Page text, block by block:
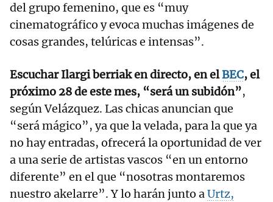
del grupo femenino, que es “muy
cinematográfico y evoca muchas imágenes de
cosas grandes, telúricas e intensas”.
Escuchar Ilargi berriak en directo, en elBEC, el
próximo 28 de este mes, “será un subidón”,
según Velázquez. Las chicas anuncian que
“será mágico”, ya que la velada, para la que ya
no hay entradas, ofrecerá la oportunidad de ver
a una serie de artistas vascos “en un entorno
diferente” en el que “nosotras montaremos
nuestro akelarre”. Y lo harán junto aUrtz,